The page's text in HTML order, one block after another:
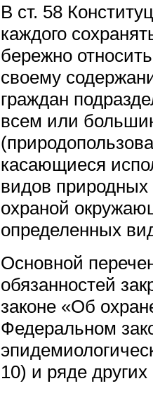
В ст. 58
каждого
бережно
своему
граждан
всем или
касающиеся
видов природных
охраной
определенных
Основной
обязанностей
законе «Об
Федеральном
10) и ряде